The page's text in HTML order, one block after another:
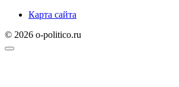
Карта сайта
© 2026 o-politico.ru